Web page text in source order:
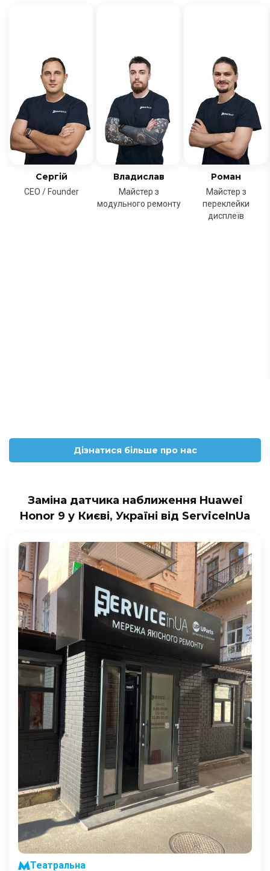
Сергій
CEO / Founder
Владислав
Майстер з
модульного ремонту
Роман
Майстер з
переклейки
дисплеїв
Дізнатися більше про нас
Заміна датчика наближення Huawei
Honor 9 у Києві, Україні від ServiceInUa
Театральна